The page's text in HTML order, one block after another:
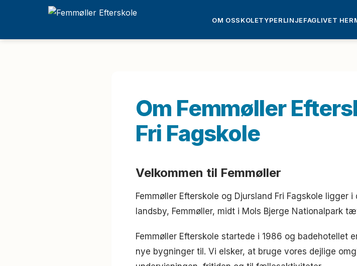
OM OSSKOLETYPERLINJEFAGLIVET HER
Om Femmøller
Fri Fagskole
Velkommen til Femmøller
Femmøller Efterskole og Djursland Fri Fagskole ligger
landsby, Femmøller, midt i Mols Bjerge Nationalpark
Femmøller Efterskole startede i 1986 og badehotellet
nye bygninger til. Vi elsker, at bruge vores dejlige